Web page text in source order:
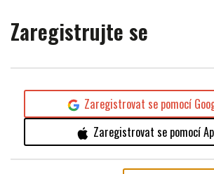
Zaregistrujte se
Zaregistrovat se pomocí
Zaregistrovat se pomocí